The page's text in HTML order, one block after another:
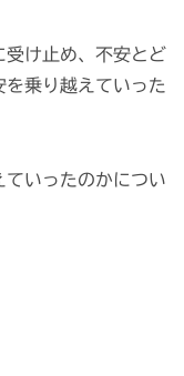
受け止め、不安とど
乗り越えていった
いったのかについ